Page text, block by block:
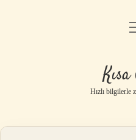
Gizlilik
Hızlı bilgilerle